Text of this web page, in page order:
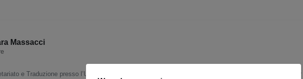
Massacci
e Traduzione presso l’Università degli Studi Internazionali di Roma, ho conseguito anche un